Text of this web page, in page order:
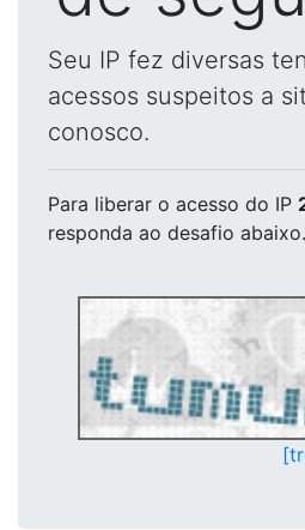
Seu IP fez diversas
acessos suspeitos a
conosco.
Para liberar o acesso do IP
responda ao desafio abaixo.